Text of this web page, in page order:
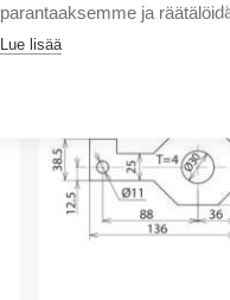
parantaaksemme ja
Lue lisääTuotteita